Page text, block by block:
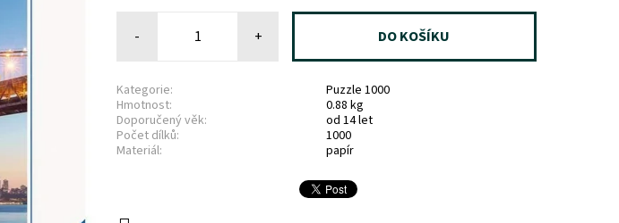
- +
Kategorie:
Puzzle 1000
Hmotnost:
0.88 kg
Doporučený věk:
od 14 let
Počet dílků:
1000
Materiál:
papír